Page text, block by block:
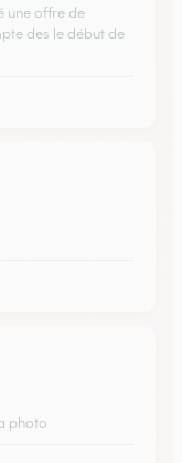
une offre de
des le début de
photo